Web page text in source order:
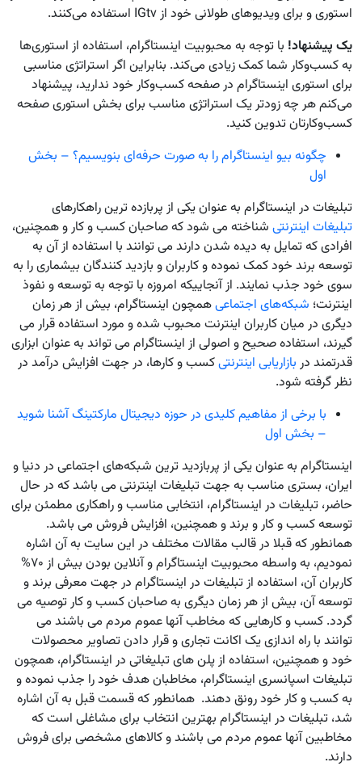
استوری و برای ویدیوهای طولانی خود از IGtv استفاده می‌کنند.
یک پیشنهاد! با توجه به محبوبیت اینستاگرام، استفاده از استوری‌ها
به کسب‌وکار شما کمک زیادی می‌کند. بنابراین اگر استراتژی مناسبی
برای استوری اینستاگرام در صفحه کسب‌وکار خود ندارید، پیشنهاد
می‌کنم هر چه زودتر یک استراتژی مناسب برای بخش استوری صفحه
کسب‌وکارتان تدوین کنید.
چگونه بیو اینستاگرام را به صورت حرفه‌ای بنویسیم؟ – بخش
اول
تبلیغات در اینستاگرام به عنوان یکی از پربازده ترین راهکارهای
تبلیغات اینترنتی شناخته می شود که صاحبان کسب و کار و همچنین،
افرادی که تمایل به دیده شدن دارند می توانند با استفاده از آن به
توسعه برند خود کمک نموده و کاربران و بازدید کنندگان بیشماری را به
سوی خود جذب نمایند. از آنجاییکه امروزه با توجه به توسعه و نفوذ
اینترنت؛ شبکه‌های اجتماعیهمچون اینستاگرام، بیش از هر زمان
دیگری در میان کاربران اینترنت محبوب شده و مورد استفاده قرار می
گیرند، استفاده صحیح و اصولی از اینستاگرام می تواند به عنوان ابزاری
قدرتمند در بازاریابی اینترنتیکسب و کارها، در جهت افزایش درآمد در
نظر گرفته شود.
با برخی از مفاهیم کلیدی در حوزه دیجیتال مارکتینگ آشنا شوید
– بخش اول
اینستاگرام به عنوان یکی از پربازدید ترین شبکه‌های اجتماعی در دنیا و
ایران، بستری مناسب به جهت تبلیغات اینترنتی می باشد که در حال
حاضر، تبلیغات در اینستاگرام، انتخابی مناسب و راهکاری مطمئن برای
توسعه کسب و کار و برند و همچنین، افزایش فروش می باشد.
همانطور که قبلا در قالب مقالات مختلف در این سایت به آن اشاره
نمودیم، به واسطه محبوبیت اینستاگرام و آنلاین بودن بیش از ۷۰%
کاربران آن، استفاده از تبلیغات در اینستاگرام در جهت معرفی برند و
توسعه آن، بیش از هر زمان دیگری به صاحبان کسب و کار توصیه می
گردد. کسب و کارهایی که مخاطب آنها عموم مردم می باشند می
توانند با راه اندازی یک اکانت تجاری و قرار دادن تصاویر محصولات
خود و همچنین، استفاده از پلن های تبلیغاتی در اینستاگرام، همچون
تبلیغات اسپانسری اینستاگرام، مخاطبان هدف خود را جذب نموده و
به کسب و کار خود رونق دهند. همانطور که قسمت قبل به آن اشاره
شد، تبلیغات در اینستاگرام بهترین انتخاب برای مشاغلی است که
مخاطبین آنها عموم مردم می باشند و کالاهای مشخصی برای فروش
دارند.